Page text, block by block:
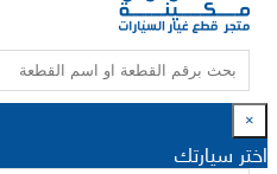
×
اختر سيارتك